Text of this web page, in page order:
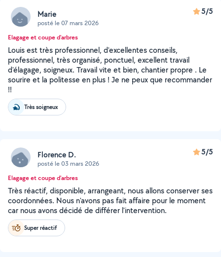
Marie
posté le 07 mars 2026
5/5
Elagage et coupe d'arbres
Louis est très professionnel, d'excellentes conseils,
professionnel, très organisé, ponctuel, excellent travail
d'élagage, soigneux. Travail vite et bien, chantier propre . Le
sourire et la politesse en plus ! Je ne peux que recommander
!!
Très soigneux
Florence D.
posté le 03 mars 2026
5/5
Elagage et coupe d'arbres
Très réactif, disponible, arrangeant, nous allons conserver ses
coordonnées. Nous n'avons pas fait affaire pour le moment
car nous avons décidé de différer l'intervention.
Super réactif